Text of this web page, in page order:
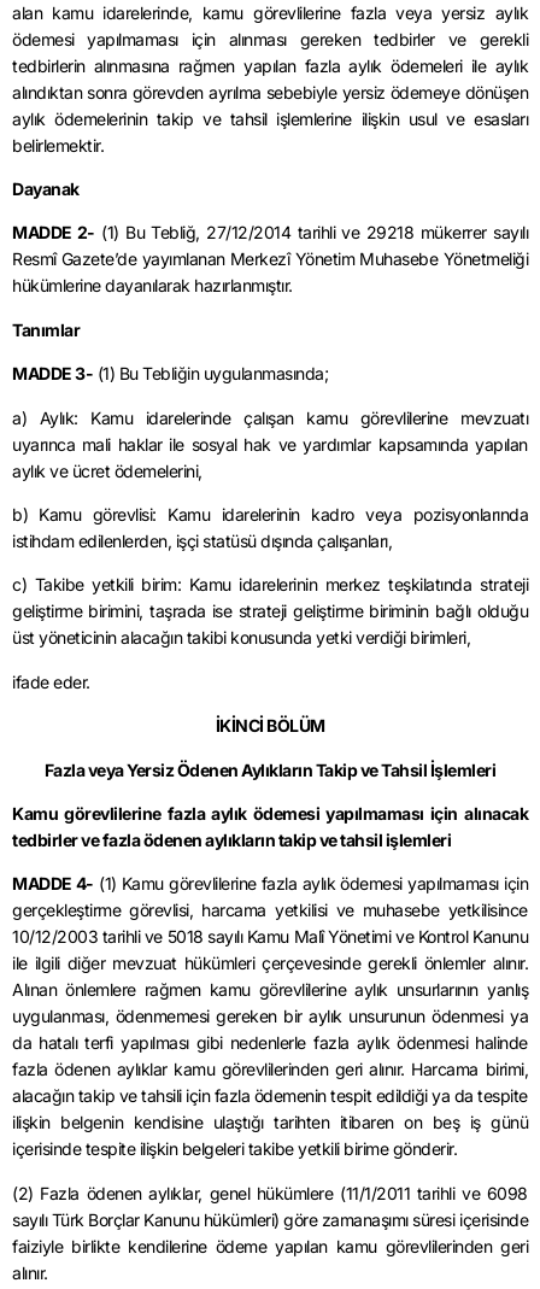
alan kamu idarelerinde, kamu görevlilerine fazla veya yersiz aylık
ödemesi yapılmaması için alınması gereken tedbirler ve gerekli
tedbirlerin alınmasına rağmen yapılan fazla aylık ödemeleri ile aylık
alındıktan sonra görevden ayrılma sebebiyle yersiz ödemeye dönüşen
aylık ödemelerinin takip ve tahsil işlemlerine ilişkin usul ve esasları
belirlemektir.
Dayanak
MADDE 2- (1) Bu Tebliğ, 27/12/2014 tarihli ve 29218 mükerrer sayılı
Resmî Gazete’de yayımlanan Merkezî Yönetim Muhasebe Yönetmeliği
hükümlerine dayanılarak hazırlanmıştır.
Tanımlar
MADDE 3- (1) Bu Tebliğin uygulanmasında;
a) Aylık: Kamu idarelerinde çalışan kamu görevlilerine mevzuatı
uyarınca mali haklar ile sosyal hak ve yardımlar kapsamında yapılan
aylık ve ücret ödemelerini,
b) Kamu görevlisi: Kamu idarelerinin kadro veya pozisyonlarında
istihdam edilenlerden, işçi statüsü dışında çalışanları,
c) Takibe yetkili birim: Kamu idarelerinin merkez teşkilatında strateji
geliştirme birimini, taşrada ise strateji geliştirme biriminin bağlı olduğu
üst yöneticinin alacağın takibi konusunda yetki verdiği birimleri,
ifade eder.
İKİNCİ BÖLÜM
Fazla veya Yersiz Ödenen Aylıkların Takip ve Tahsil İşlemleri
Kamu görevlilerine fazla aylık ödemesi yapılmaması için alınacak
tedbirler ve fazla ödenen aylıkların takip ve tahsil işlemleri
MADDE 4- (1) Kamu görevlilerine fazla aylık ödemesi yapılmaması için
gerçekleştirme görevlisi, harcama yetkilisi ve muhasebe yetkilisince
10/12/2003 tarihli ve 5018 sayılı Kamu Malî Yönetimi ve Kontrol Kanunu
ile ilgili diğer mevzuat hükümleri çerçevesinde gerekli önlemler alınır.
Alınan önlemlere rağmen kamu görevlilerine aylık unsurlarının yanlış
uygulanması, ödenmemesi gereken bir aylık unsurunun ödenmesi ya
da hatalı terfi yapılması gibi nedenlerle fazla aylık ödenmesi halinde
fazla ödenen aylıklar kamu görevlilerinden geri alınır. Harcama birimi,
alacağın takip ve tahsili için fazla ödemenin tespit edildiği ya da tespite
ilişkin belgenin kendisine ulaştığı tarihten itibaren on beş iş günü
içerisinde tespite ilişkin belgeleri takibe yetkili birime gönderir.
(2) Fazla ödenen aylıklar, genel hükümlere (11/1/2011 tarihli ve 6098
sayılı Türk Borçlar Kanunu hükümleri) göre zamanaşımı süresi içerisinde
faiziyle birlikte kendilerine ödeme yapılan kamu görevlilerinden geri
alınır.